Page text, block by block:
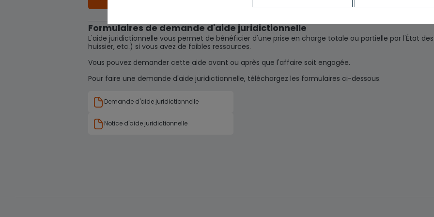
Formulaires de demande d'aide juridictionnelle
L'aide juridictionnelle vous permet de bénéficier d'une prise en charge totale ou partielle par l'État
huissier, etc.) si vous avez de faibles ressources.
Vous pouvez demander cette aide avant ou après que l'affaire soit engagée.
Pour faire une demande d'aide juridictionnelle, téléchargez les formulaires ci-dessous.
Demande d'aide juridictionnelle
Notice d'aide juridictionnelle